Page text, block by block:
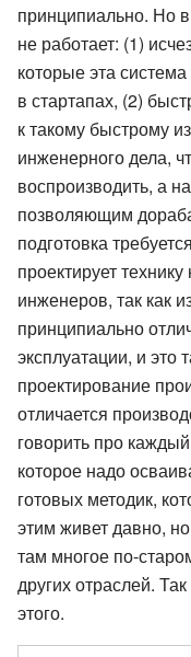
принципиально. Но
не работает: (1)
которые эта
в стартапах, (2)
к такому быстрому
инженерного дела,
воспроизводить, а
позволяющим
подготовка
проектирует
инженеров, так как
принципиально
эксплуатации, и это
проектирование
отличается
говорить про
которое надо
готовых методик,
этим живет давно,
там многое по-
других отраслей.
этого.